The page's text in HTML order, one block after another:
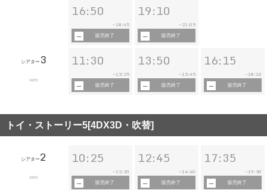
16:50
~18:45
販売終了
19:10
~ 21:05
販売終了
シアター 3
102分
11:30
~13:25
販売終了
13:50
~15:45
販売終了
16:15
~18:10
販売終了
トイ・ストーリー5[4DX3D・吹替]
シアター2
102分
10:25
~12:20
販売終了
12:45
~14:40
販売終了
17:35
~19:30
販売終了